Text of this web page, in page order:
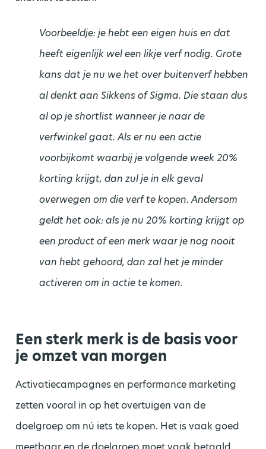
Voorbeeldje: je hebt een eigen huis en dat
heeft eigenlijk wel een likje verf nodig. Grote
kans dat je nu we het over buitenverf hebben
al denkt aan Sikkens of Sigma. Die staan dus
al op je shortlist wanneer je naar de
verfwinkel gaat. Als er nu een actie
voorbijkomt waarbij je volgende week 20%
korting krijgt, dan zul je in elk geval
overwegen om die verf te kopen. Andersom
geldt het ook: als je nu 20% korting krijgt op
een product of een merk waar je nog nooit
van hebt gehoord, dan zal het je minder
activeren om in actie te komen.
Een sterk merk is de basis voor
je omzet van morgen
Activatiecampagnes en performance marketing
zetten vooral in op het overtuigen van de
doelgroep om nú iets te kopen. Het is vaak goed